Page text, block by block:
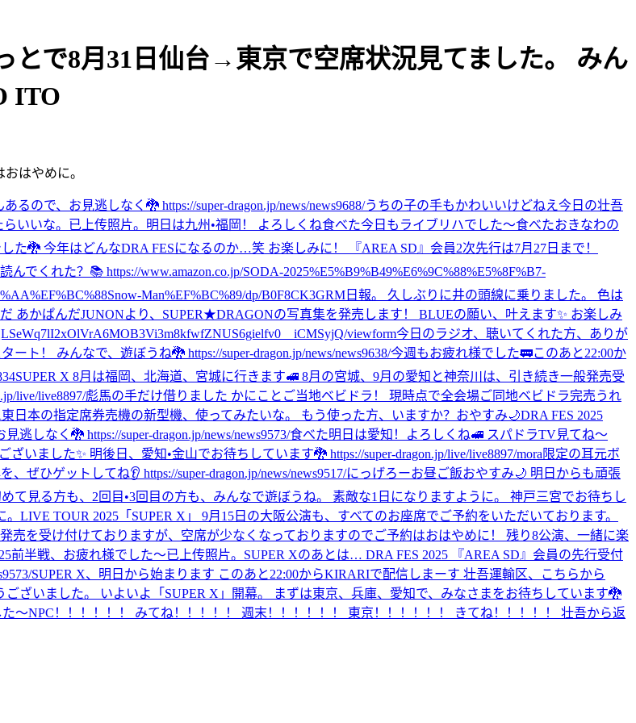
で8月31日仙台→東京で空席状況見てました。 みん
ITO
はやめに。
ので、お見逃しなく🐉 https://super-dragon.jp/news/news9688/うちの子の手もかわいいけどねえ 今日の壮吾
いいな。 已上传照片。 明日は九州•福岡！ よろしくね食べた今日もライブリハでした〜食べたおきなわの
た🐉 今年はどんなDRA FESになるのか…笑 お楽しみに！ 『AREA SD』会員2次先行は7月27日まで！
んでくれた？📚 https://www.amazon.co.jp/SODA-2025%E5%B9%B49%E6%9C%88%E5%8F%B7-
Man%EF%BC%89/dp/B0F8CK3GRM 日報。 久しぶりに井の頭線に乗りました。 色は
あかぱんだJUNONより、SUPER★DRAGONの写真集を発売します！ BLUEの願い、叶えます✨ お楽しみ
viewform今日のラジオ、聴いてくれた方、ありが
ート！ みんなで、遊ぼうね🐉 https://super-dragon.jp/news/news9638/今週もお疲れ様でした🚃このあと22:00か
SUPER X 8月は福岡、北海道、宮城に行きます🚅 8月の宮城、9月の愛知と神奈川は、引き続き一般発売受
live/live8897/彪馬の手だけ借りました かにことご当地ベビドラ！ 現時点で全会場ご同地ベビドラ完売うれ
東日本の指定席券売機の新型機、使ってみたいな。 もう使った方、いますか？ おやすみ🌙DRA FES 2025
しなく🐉 https://super-dragon.jp/news/news9573/食べた明日は愛知！よろしくね🚅 スパドラTV見てね〜
いました✨ 明後日、愛知•金山でお待ちしています🐉 https://super-dragon.jp/live/live8897/mora限定の耳元ボ
ぜひゲットしてね👂 https://super-dragon.jp/news/news9517/にっげろーお昼ご飯おやすみ🌙 明日からも頑張
て見る方も、2回目•3回目の方も、みんなで遊ぼうね。 素敵な1日になりますように。 神戸三宮でお待ちし
LIVE TOUR 2025「SUPER X」 9月15日の大阪公演も、すべてのお座席でご予約をいただいております。
を受け付けておりますが、空席が少なくなっておりますのでご予約はおはやめに！ 残り8公演、一緒に楽
前半戦、お疲れ様でした〜已上传照片。 SUPER Xのあとは… DRA FES 2025 『AREA SD』会員の先行受付
SUPER X、明日から始まります このあと22:00からKIRARIで配信しまーす 壮吾運輸区、こちらから
ざいました。 いよいよ「SUPER X」開幕。 まずは東京、兵庫、愛知で、みなさまをお待ちしています🐉
〜NPC！！！！！！ みてね！！！！！ 週末！！！！！！ 東京！！！！！！ きてね！！！！！ 壮吾から返